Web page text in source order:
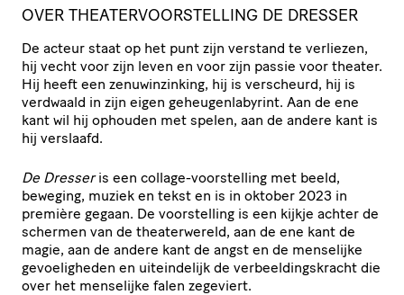
OVER THEATERVOORSTELLING DE DRESSER
De acteur staat op het punt zijn verstand te verliezen,
hij vecht voor zijn leven en voor zijn passie voor theater.
Hij heeft een zenuwinzinking, hij is verscheurd, hij is
verdwaald in zijn eigen geheugenlabyrint. Aan de ene
kant wil hij ophouden met spelen, aan de andere kant is
hij verslaafd.
De Dresseris een collage-voorstelling met beeld,
beweging, muziek en tekst en is in oktober 2023 in
première gegaan. De voorstelling is een kijkje achter de
schermen van de theaterwereld, aan de ene kant de
magie, aan de andere kant de angst en de menselijke
gevoeligheden en uiteindelijk de verbeeldingskracht die
over het menselijke falen zegeviert.